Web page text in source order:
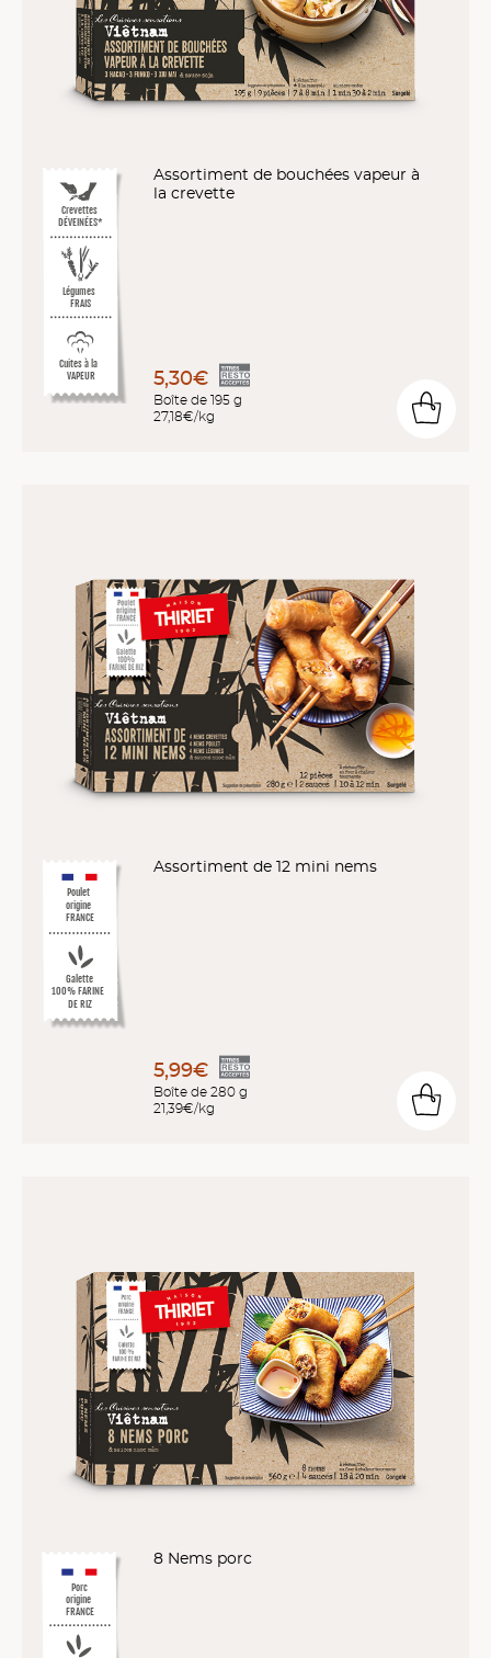
Crevettes
DÉVEINÉES*
Légumes
FRAIS
Cuites à la
VAPEUR
Assortiment de bouchées vapeur à
la crevette
5,30€
Boîte de 195 g
27,18€/kg
Poulet
origine
FRANCE
Galette
100% FARINE
DE RIZ
Assortiment de 12 mini nems
5,99€
Boîte de 280 g
21,39€/kg
Porc
origine
FRANCE
8 Nems porc